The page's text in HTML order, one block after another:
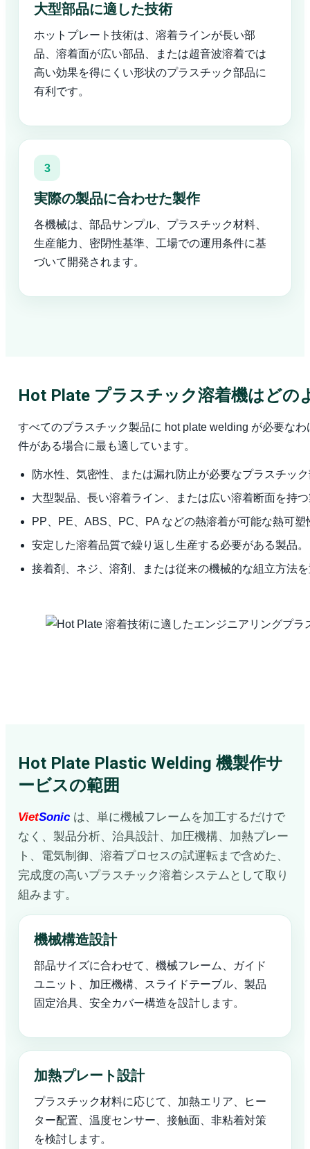
大型部品に適した技術
ホットプレート技術は、溶着ラインが長い部
品、溶着面が広い部品、または超音波溶着では
高い効果を得にくい形状のプラスチック部品に
有利です。
3
実際の製品に合わせた製作
各機械は、部品サンプル、プラスチック材料、
生産能力、密閉性基準、工場での運用条件に基
づいて開発されます。
Hot Plate プラスチック溶着機はどの
すべてのプラスチック製品に hot plate welding が必要な
件がある場合に最も適しています。
防水性、気密性、または漏れ防止が必要なプラスチッ
大型製品、長い溶着ライン、または広い溶着断面を持
PP、PE、ABS、PC、PA などの熱溶着が可能な熱可
安定した溶着品質で繰り返し生産する必要がある製品。
接着剤、ネジ、溶剤、または従来の機械的な組立方法
Hot Plate Plastic Welding 機製作サ
ービスの範囲
VietSonic は、単に機械フレームを加工するだけで
なく、製品分析、治具設計、加圧機構、加熱プレー
ト、電気制御、溶着プロセスの試運転まで含めた、
完成度の高いプラスチック溶着システムとして取り
組みます。
機械構造設計
部品サイズに合わせて、機械フレーム、ガイド
ユニット、加圧機構、スライドテーブル、製品
固定治具、安全カバー構造を設計します。
加熱プレート設計
プラスチック材料に応じて、加熱エリア、ヒー
ター配置、温度センサー、接触面、非粘着対策
を検討します。